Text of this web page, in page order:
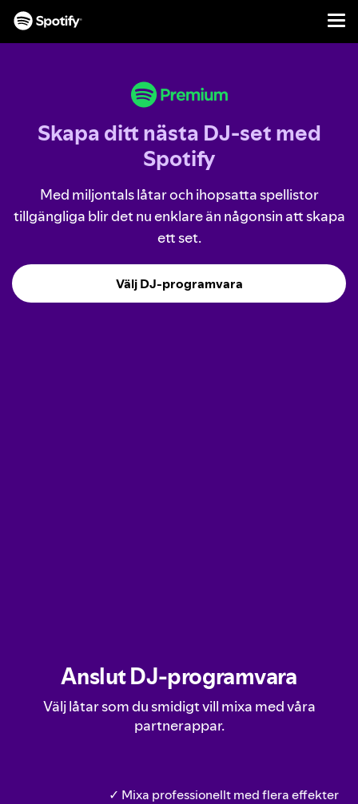
Skapa ditt nästa DJ‑set med
Spotify
Med miljontals låtar och ihopsatta spellistor
tillgängliga blir det nu enklare än någonsin att skapa
ett set.
Välj DJ-programvara
Anslut DJ‑programvara
Välj låtar som du smidigt vill mixa med våra
partnerappar.
✓ Mixa professionellt med flera effekter